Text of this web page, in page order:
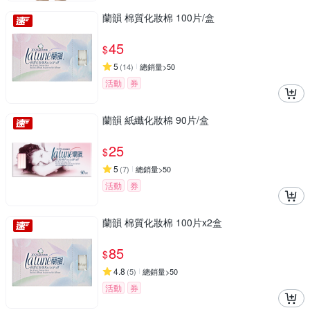
蘭韻 棉質化妝棉 100片/盒
$45
5 (14) 總銷量>50
活動 券
蘭韻 紙纖化妝棉 90片/盒
$25
5 (7) 總銷量>50
活動 券
蘭韻 棉質化妝棉 100片x2盒
$85
4.8 (5) 總銷量>50
活動 券